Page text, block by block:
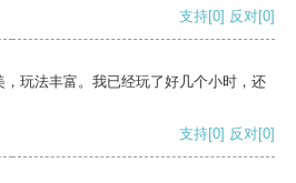
支持[0] 反对[0]
玩法丰富。我已经玩了好几个小时，还
支持[0] 反对[0]